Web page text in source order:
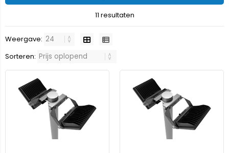
11 resultaten
Weergave:
Sorteren: